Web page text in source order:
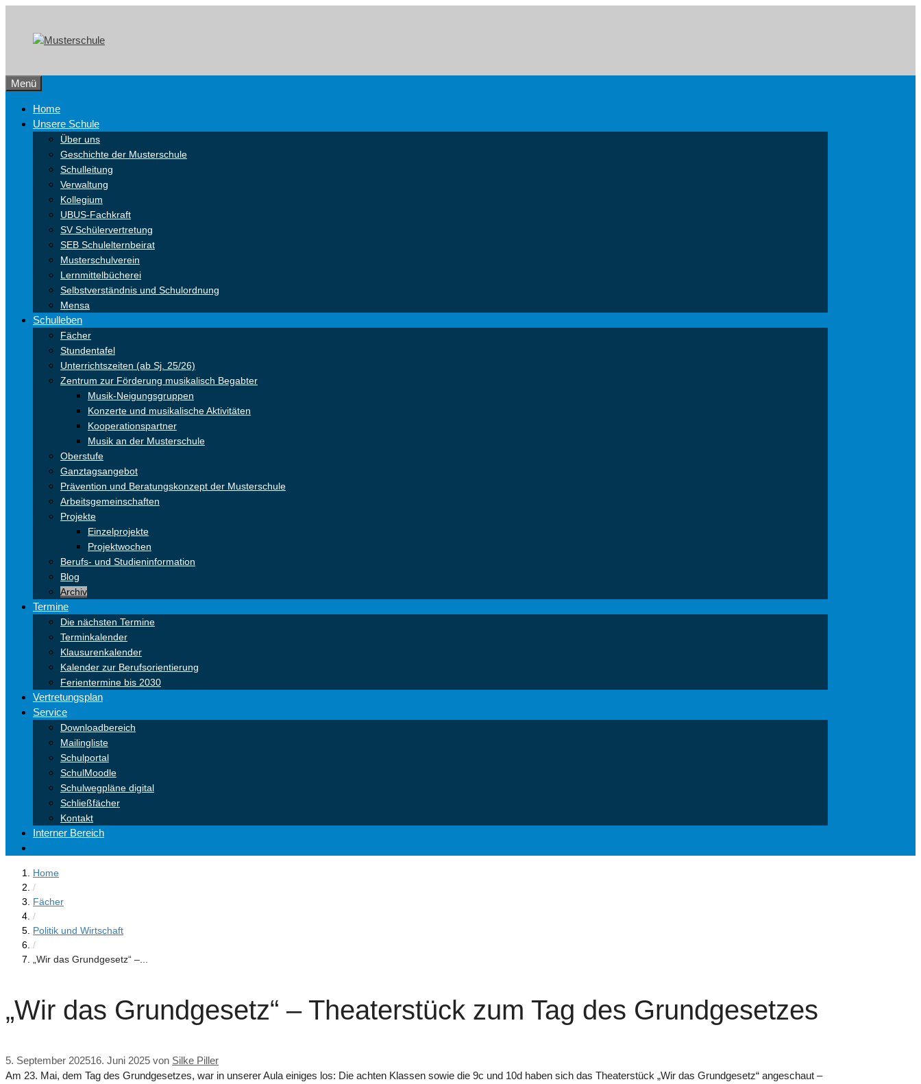
springen
content
Menü
Home
Unsere Schule
Über uns
Geschichte der Musterschule
Schulleitung
Verwaltung
Kollegium
UBUS-Fachkraft
SV Schülervertretung
SEB Schulelternbeirat
Musterschulverein
Lernmittelbücherei
Selbstverständnis und Schulordnung
Mensa
Schulleben
Fächer
Stundentafel
Unterrichtszeiten (ab Sj. 25/26)
Zentrum zur Förderung musikalisch Begabter
Musik-Neigungsgruppen
Konzerte und musikalische Aktivitäten
Kooperationspartner
Musik an der Musterschule
Oberstufe
Ganztagsangebot
Prävention und Beratungskonzept der Musterschule
Arbeitsgemeinschaften
Projekte
Einzelprojekte
Projektwochen
Berufs- und Studieninformation
Blog
Archiv
Termine
Die nächsten Termine
Terminkalender
Klausurenkalender
Kalender zur Berufsorientierung
Ferientermine bis 2030
Vertretungsplan
Service
Downloadbereich
Mailingliste
Schulportal
SchulMoodle
Schulwegpläne digital
Schließfächer
Kontakt
Interner Bereich
Home
/
Fächer
/
Politik und Wirtschaft
/
„Wir das Grundgesetz“ –...
„Wir das Grundgesetz“ – Theaterstück zum Tag des Grundgesetzes
5. September 202516. Juni 2025 von Silke Piller
Am 23. Mai, dem Tag des Grundgesetzes, war in unserer Aula einiges los: Die achten Klassen sowie die 9c und 10d haben sich das Theaterstück „Wir das Grundgesetz“ angeschaut –